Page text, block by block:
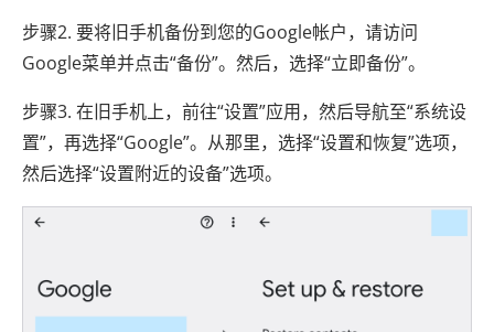
步骤2. 要将旧手机备份到您的Google帐户，请访问
Google菜单并点击“备份”。然后，选择“立即备份”。
步骤3. 在旧手机上，前往“设置”应用，然后导航至“系统设
置”，再选择“Google”。从那里，选择“设置和恢复”选项，
然后选择“设置附近的设备”选项。